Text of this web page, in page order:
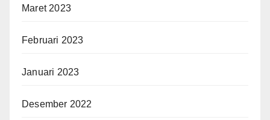
Maret 2023
Februari 2023
Januari 2023
Desember 2022